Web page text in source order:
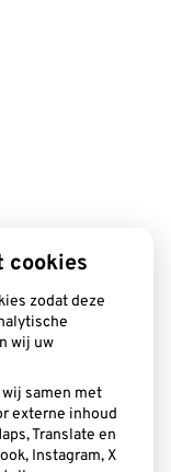
cookies
zodat deze
wij uw
samen met
externe inhoud
Translate en
Instagram, X